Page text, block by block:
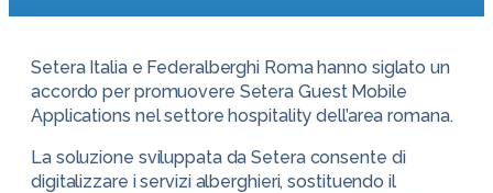
Setera Italia e Federalberghi Roma hanno siglato un
accordo per promuovere Setera Guest Mobile
Applications nel settore hospitality dell’area romana.
La soluzione sviluppata da Setera consente di
digitalizzare i servizi alberghieri, sostituendo il